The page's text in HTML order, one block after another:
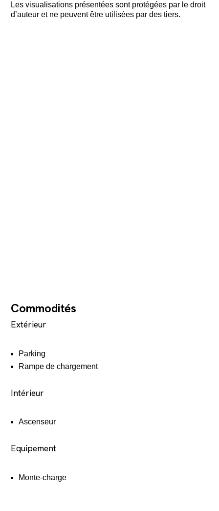
Les visualisations présentées sont protégées par le droit
d’auteur et ne peuvent être utilisées par des tiers.
Commodités
Extérieur
Parking
Rampe de chargement
Intérieur
Ascenseur
Equipement
Monte-charge